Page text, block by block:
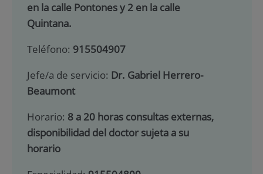
en la calle Pontones y 2 en la calle
Quintana.
Teléfono: 915504907
Jefe/a de servicio: Dr. Gabriel Herrero-
Beaumont
Horario: 8 a 20 horas consultas externas,
disponibilidad del doctor sujeta a su
horario